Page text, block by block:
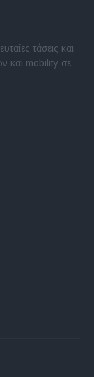
τάσεις και
και mobility σε